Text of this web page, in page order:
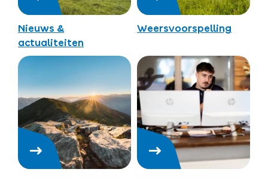
Nieuws &
actualiteiten
Weersvoorspelling